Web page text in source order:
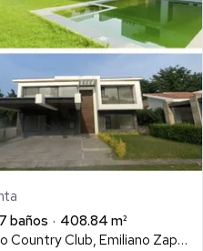
7 baños
408.84 m²
Paseo De Las Flores 43, Paraíso Country Club, Emiliano Zapata